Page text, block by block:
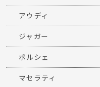
アウディ
ジャガー
ポルシェ
マセラティ